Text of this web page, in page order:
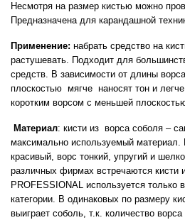
Несмотря на размер кистью можно
Предназначена для карандашной
Применение: набрать средство на
растушевать. Подходит для
средств. В зависимости от длины
плоскостью мягче наносят тон и
коротким ворсом с меньшей
Материал: кисти из ворса соболя –
максимально используемый
красивый, ворс тонкий, упругий и
различных фирмах встречаются кисти
PROFESSIONAL используется только
категории. В одинаковых по размеру
выиграет соболь, т.к. количество